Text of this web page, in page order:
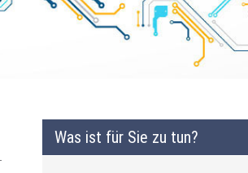
Was ist für Sie zu tun?